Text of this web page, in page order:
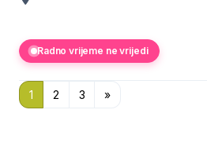
Radno vrijeme ne vrijedi
1 2 3 »